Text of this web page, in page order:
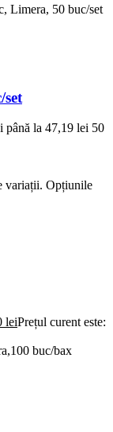
Limera, 50 buc/set
până la 47,19 lei 50
variații. Opțiunile
leiPrețul curent este:
buc/bax